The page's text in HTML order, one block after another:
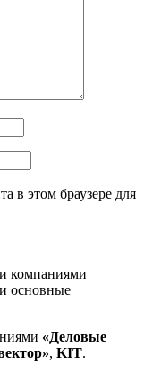
в этом браузере для
компаниями
основные
«Деловые
, KIT.